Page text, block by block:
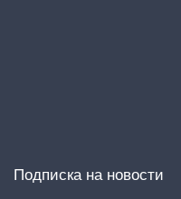
Подписка на новости